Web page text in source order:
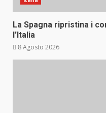
La Spagna ripristina i
l’Italia
8 Agosto 2026